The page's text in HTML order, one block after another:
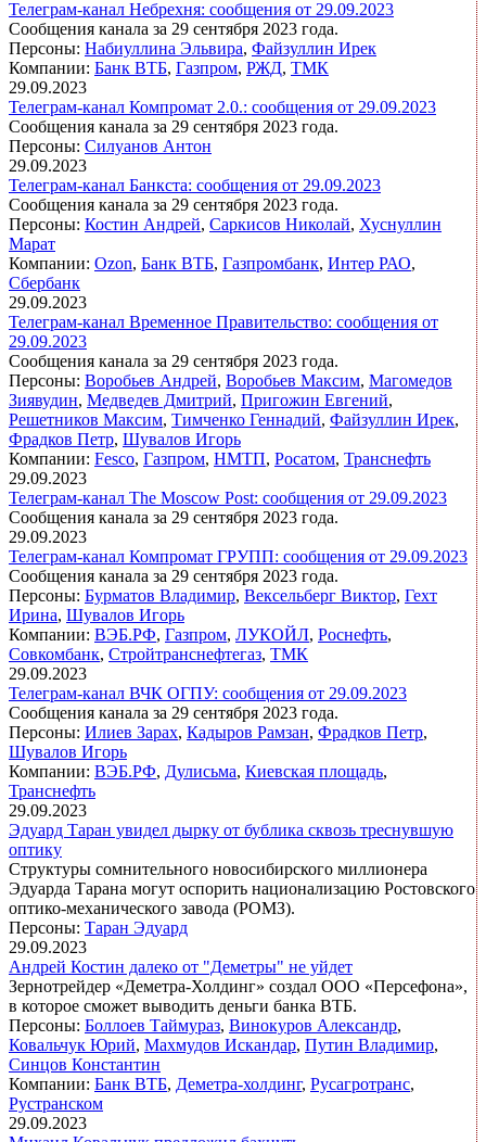
Телеграм-канал Небрехня: сообщения от 29.09.2023
Сообщения канала за 29 сентября 2023 года.
Персоны: Набиуллина Эльвира, Файзуллин Ирек
Компании: Банк ВТБ, Газпром, РЖД, ТМК
29.09.2023
Телеграм-канал Компромат 2.0.: сообщения от 29.09.2023
Сообщения канала за 29 сентября 2023 года.
Персоны: Силуанов Антон
29.09.2023
Телеграм-канал Банкста: сообщения от 29.09.2023
Сообщения канала за 29 сентября 2023 года.
Персоны: Костин Андрей, Саркисов Николай, Хуснуллин
Марат
Компании: Ozon, Банк ВТБ, Газпромбанк, Интер РАО,
Сбербанк
29.09.2023
Телеграм-канал Временное Правительство: сообщения от
29.09.2023
Сообщения канала за 29 сентября 2023 года.
Персоны: Воробьев Андрей, Воробьев Максим, Магомедов
Зиявудин, Медведев Дмитрий, Пригожин Евгений,
Решетников Максим, Тимченко Геннадий, Файзуллин Ирек,
Фрадков Петр, Шувалов Игорь
Компании: Fesco, Газпром, НМТП, Росатом, Транснефть
29.09.2023
Телеграм-канал The Moscow Post: сообщения от 29.09.2023
Сообщения канала за 29 сентября 2023 года.
29.09.2023
Телеграм-канал Компромат ГРУПП: сообщения от 29.09.2023
Сообщения канала за 29 сентября 2023 года.
Персоны: Бурматов Владимир, Вексельберг Виктор, Гехт
Ирина, Шувалов Игорь
Компании: ВЭБ.РФ, Газпром, ЛУКОЙЛ, Роснефть,
Совкомбанк, Стройтранснефтегаз, ТМК
29.09.2023
Телеграм-канал ВЧК ОГПУ: сообщения от 29.09.2023
Сообщения канала за 29 сентября 2023 года.
Персоны: Илиев Зарах, Кадыров Рамзан, Фрадков Петр,
Шувалов Игорь
Компании: ВЭБ.РФ, Дулисьма, Киевская площадь,
Транснефть
29.09.2023
Эдуард Таран увидел дырку от бублика сквозь треснувшую
оптику
Структуры сомнительного новосибирского миллионера
Эдуарда Тарана могут оспорить национализацию Ростовского
оптико-механического завода (РОМЗ).
Персоны: Таран Эдуард
29.09.2023
Андрей Костин далеко от "Деметры" не уйдет
Зернотрейдер «Деметра-Холдинг» создал ООО «Персефона»,
в которое сможет выводить деньги банка ВТБ.
Персоны: Боллоев Таймураз, Винокуров Александр,
Ковальчук Юрий, Махмудов Искандар, Путин Владимир,
Синцов Константин
Компании: Банк ВТБ, Деметра-холдинг, Русагротранс,
Рустранском
29.09.2023